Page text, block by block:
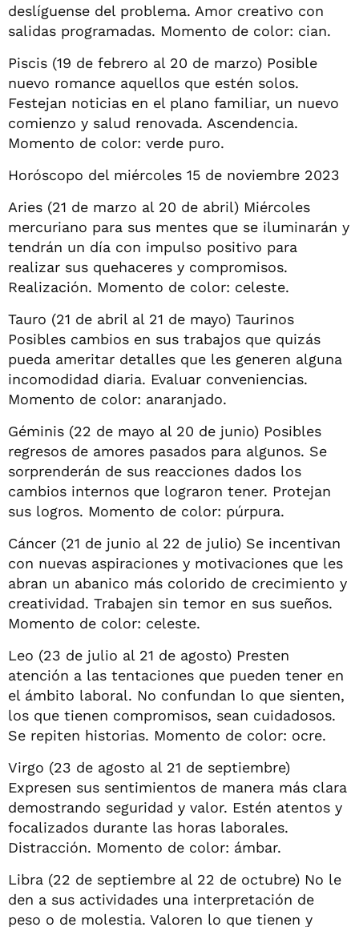
deslíguense del problema. Amor creativo con
salidas programadas. Momento de color: cian.
Piscis (19 de febrero al 20 de marzo) Posible
nuevo romance aquellos que estén solos.
Festejan noticias en el plano familiar, un nuevo
comienzo y salud renovada. Ascendencia.
Momento de color: verde puro.
Horóscopo del miércoles 15 de noviembre 2023
Aries (21 de marzo al 20 de abril) Miércoles
mercuriano para sus mentes que se iluminarán y
tendrán un día con impulso positivo para
realizar sus quehaceres y compromisos.
Realización. Momento de color: celeste.
Tauro (21 de abril al 21 de mayo) Taurinos
Posibles cambios en sus trabajos que quizás
pueda ameritar detalles que les generen alguna
incomodidad diaria. Evaluar conveniencias.
Momento de color: anaranjado.
Géminis (22 de mayo al 20 de junio) Posibles
regresos de amores pasados para algunos. Se
sorprenderán de sus reacciones dados los
cambios internos que lograron tener. Protejan
sus logros. Momento de color: púrpura.
Cáncer (21 de junio al 22 de julio) Se incentivan
con nuevas aspiraciones y motivaciones que les
abran un abanico más colorido de crecimiento y
creatividad. Trabajen sin temor en sus sueños.
Momento de color: celeste.
Leo (23 de julio al 21 de agosto) Presten
atención a las tentaciones que pueden tener en
el ámbito laboral. No confundan lo que sienten,
los que tienen compromisos, sean cuidadosos.
Se repiten historias. Momento de color: ocre.
Virgo (23 de agosto al 21 de septiembre)
Expresen sus sentimientos de manera más clara
demostrando seguridad y valor. Estén atentos y
focalizados durante las horas laborales.
Distracción. Momento de color: ámbar.
Libra (22 de septiembre al 22 de octubre) No le
den a sus actividades una interpretación de
peso o de molestia. Valoren lo que tienen y